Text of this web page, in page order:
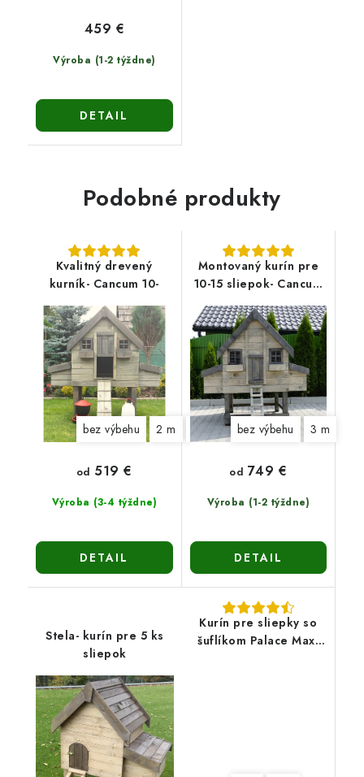
Výroba (1-2 týždne)
459 €
DETAIL
Podobné produkty
Kvalitný drevený
kurník- Cancum 10-
bez výbehu 2 m 3 m
Výroba (3-4 týždne)
od 519 €
DETAIL
Montovaný kurín pre
10-15 sliepok- Cancum
bez výbehu 3 m
Výroba (1-2 týždne)
od 749 €
DETAIL
Stela- kurín pre 5 ks
sliepok
Kurín pre sliepky so
šuflíkom Palace Max-